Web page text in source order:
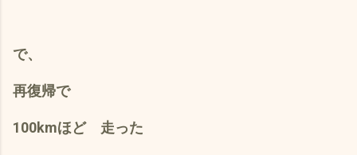
で、
再復帰で
100kmほど 走った